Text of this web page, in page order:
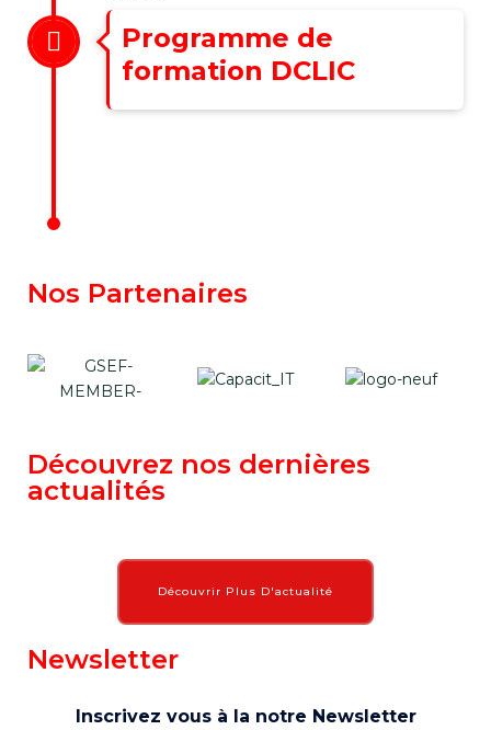
Programme de
formation DCLIC
Nos Partenaires
Découvrez nos dernières
actualités
Découvrir Plus D'actualité
Newsletter
Inscrivez vous à la notre Newsletter